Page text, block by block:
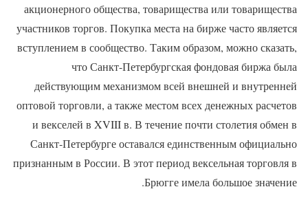
акционерного общества, товарищества или товарищества
участников торгов. Покупка места на бирже часто является
вступлением в сообщество. Таким образом, можно сказать,
что Санкт-Петербургская фондовая биржа была
действующим механизмом всей внешней и внутренней
оптовой торговли, а также местом всех денежных расчетов
и векселей в XVIII в. В течение почти столетия обмен в
Санкт-Петербурге оставался единственным официально
признанным в России. В этот период вексельная торговля в
Брюгге имела большое значение.